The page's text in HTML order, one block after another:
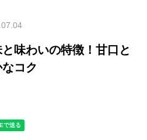
味わいの特徴！甘口と
コク